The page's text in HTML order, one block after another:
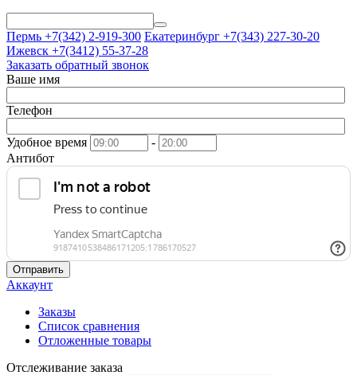
Пермь +7(342) 2-919-300 Екатеринбург +7(343) 227-30-20
Ижевск +7(3412) 55-37-28
Заказать обратный звонок
Ваше имя
Телефон
Удобное время
-
Антибот
Отправить
Аккаунт
Заказы
Список сравнения
Отложенные товары
Отслеживание заказа